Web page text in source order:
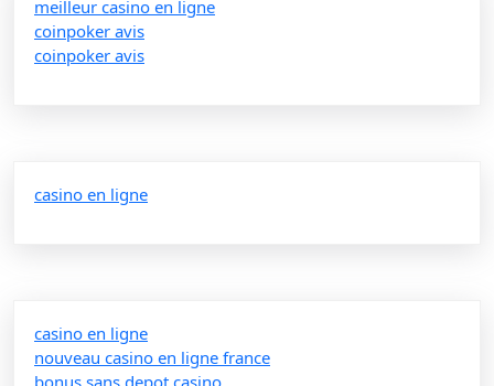
meilleur casino en ligne
coinpoker avis
coinpoker avis
casino en ligne
casino en ligne
nouveau casino en ligne france
bonus sans depot casino